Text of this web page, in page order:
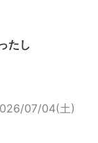
たし
07/04(土)